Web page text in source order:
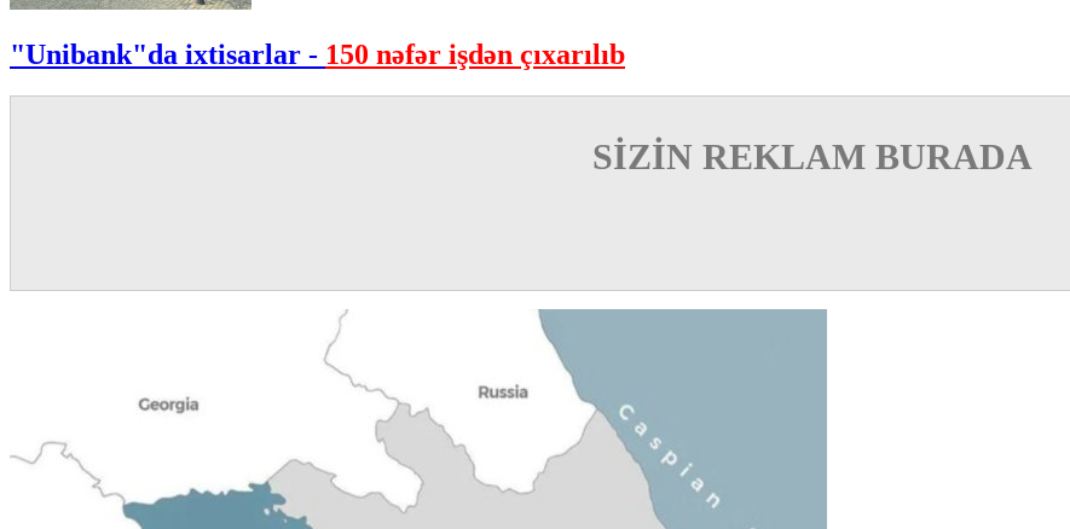
"Unibank"da ixtisarlar - 150 nəfər işdən çıxarılıb
SİZİN REKLAM BURADA